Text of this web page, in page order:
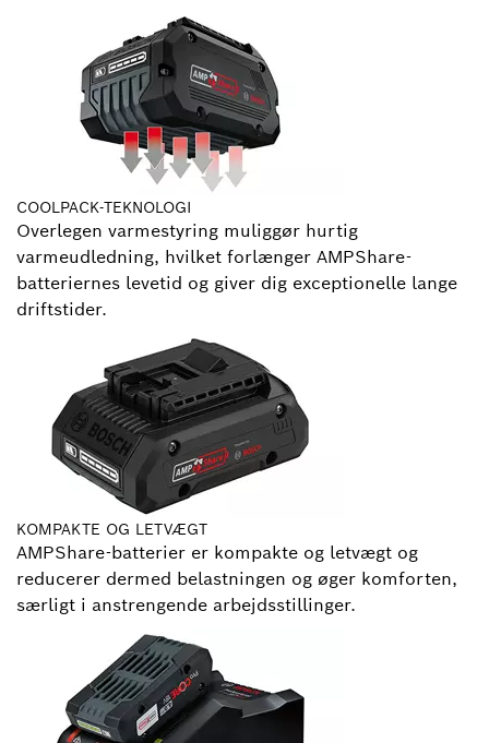
COOLPACK-TEKNOLOGI
Overlegen varmestyring muliggør hurtig
varmeudledning, hvilket forlænger AMPShare-
batteriernes levetid og giver dig exceptionelle lange
driftstider.
KOMPAKTE OG LETVÆGT
AMPShare-batterier er kompakte og letvægt og
reducerer dermed belastningen og øger komforten,
særligt i anstrengende arbejdsstillinger.